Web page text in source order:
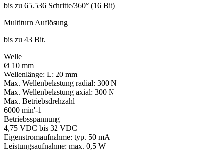
bis zu 65.536 Schritte/360° (16 Bit)
Multiturn Auflösung
bis zu 43 Bit.
Welle
Ø 10 mm
Wellenlänge: L: 20 mm
Max. Wellenbelastung radial: 300 N
Max. Wellenbelastung axial: 300 N
Max. Betriebsdrehzahl
6000 min'-1
Betriebsspannung
4,75 VDC bis 32 VDC
Eigenstromaufnahme: typ. 50 mA
Leistungsaufnahme: max. 0,5 W